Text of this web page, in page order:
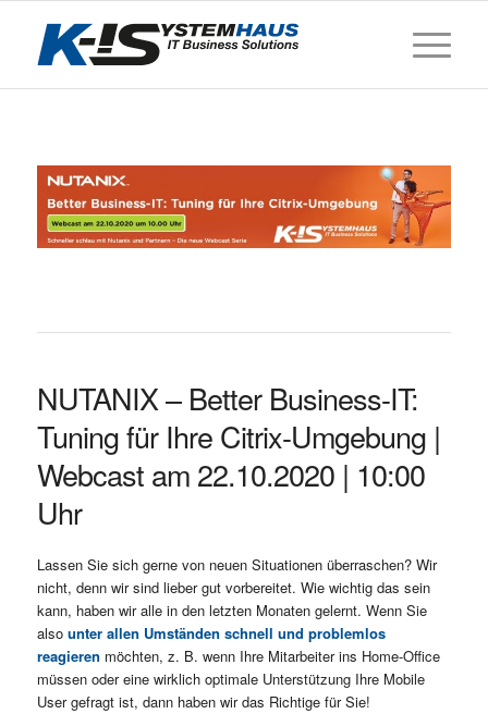
NUTANIX – Better Business-IT:
Tuning für Ihre Citrix-Umgebung |
Webcast am 22.10.2020 | 10:00
Uhr
Lassen Sie sich gerne von neuen Situationen überraschen? Wir
nicht, denn wir sind lieber gut vorbereitet. Wie wichtig das sein
kann, haben wir alle in den letzten Monaten gelernt. Wenn Sie
also unter allen Umständen schnell und problemlos
reagieren möchten, z. B. wenn Ihre Mitarbeiter ins Home-Office
müssen oder eine wirklich optimale Unterstützung Ihre Mobile
User gefragt ist, dann haben wir das Richtige für Sie!